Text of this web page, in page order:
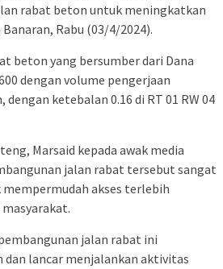
rabat beton untuk meningkatkan
Rabu (03/4/2024).
beton yang bersumber dari Dana
dengan volume pengerjaan
dengan ketebalan 0.16 di RT 01 RW 04
Marsaid kepada awak media
jalan rabat tersebut sangat
akses terlebih
jalan rabat ini
dan lancar menjalankan aktivitas